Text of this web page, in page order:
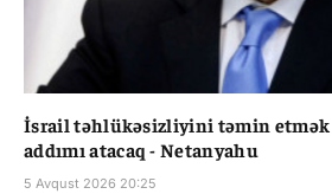
İsrail təhlükəsizliyini təmin etmək
addımı atacaq - Netanyahu
5 Avqust 2026 20:25